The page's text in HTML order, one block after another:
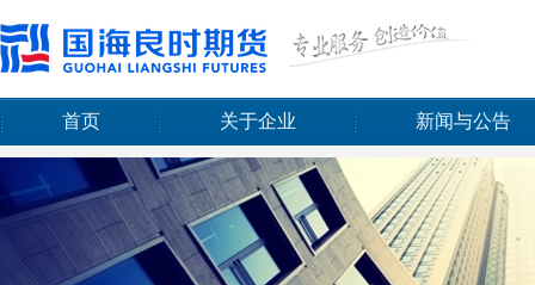
首页 关于企业 新闻与公告